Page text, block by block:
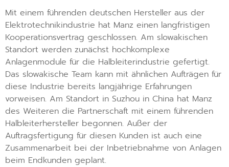
Mit einem führenden deutschen Hersteller aus der
Elektrotechnikindustrie hat Manz einen langfristigen
Kooperationsvertrag geschlossen. Am slowakischen
Standort werden zunächst hochkomplexe
Anlagenmodule für die Halbleiterindustrie gefertigt.
Das slowakische Team kann mit ähnlichen Aufträgen für
diese Industrie bereits langjährige Erfahrungen
vorweisen. Am Standort in Suzhou in China hat Manz
des Weiteren die Partnerschaft mit einem führenden
Halbleiterhersteller begonnen. Außer der
Auftragsfertigung für diesen Kunden ist auch eine
Zusammenarbeit bei der Inbetriebnahme von Anlagen
beim Endkunden geplant.